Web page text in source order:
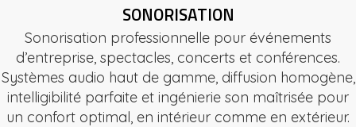
SONORISATION
Sonorisation professionnelle pour événements
d’entreprise, spectacles, concerts et conférences.
Systèmes audio haut de gamme, diffusion homogène,
intelligibilité parfaite et ingénierie son maîtrisée pour
un confort optimal, en intérieur comme en extérieur.